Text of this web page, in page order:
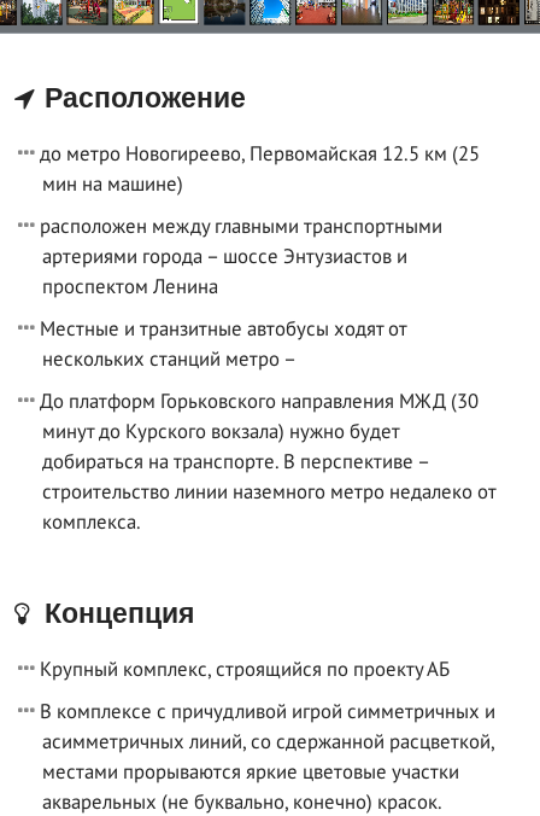
Расположение
до метро Новогиреево, Первомайская 12.5 км (25
мин на машине)
расположен между главными транспортными
артериями города – шоссе Энтузиастов и
проспектом Ленина
Местные и транзитные автобусы ходят от
нескольких станций метро –
До платформ Горьковского направления МЖД (30
минут до Курского вокзала) нужно будет
добираться на транспорте. В перспективе –
строительство линии наземного метро недалеко от
комплекса.
Концепция
Крупный комплекс, строящийся по проекту АБ
В комплексе с причудливой игрой симметричных и
асимметричных линий, со сдержанной расцветкой,
местами прорываются яркие цветовые участки
акварельных (не буквально, конечно) красок.